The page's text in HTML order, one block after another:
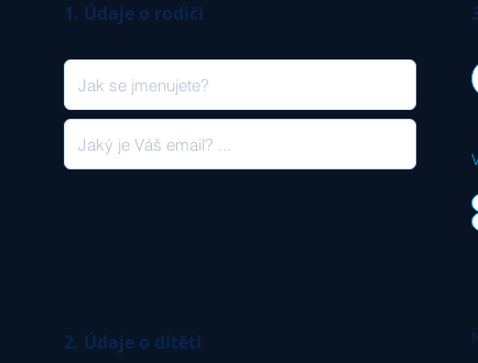
1. Údaje o rodiči
2. Údaje o dítěti